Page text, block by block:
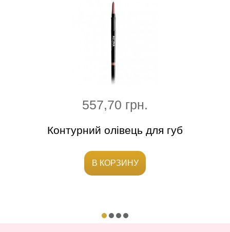
557,70 грн.
Контурний олівець для губ
В КОРЗИНУ